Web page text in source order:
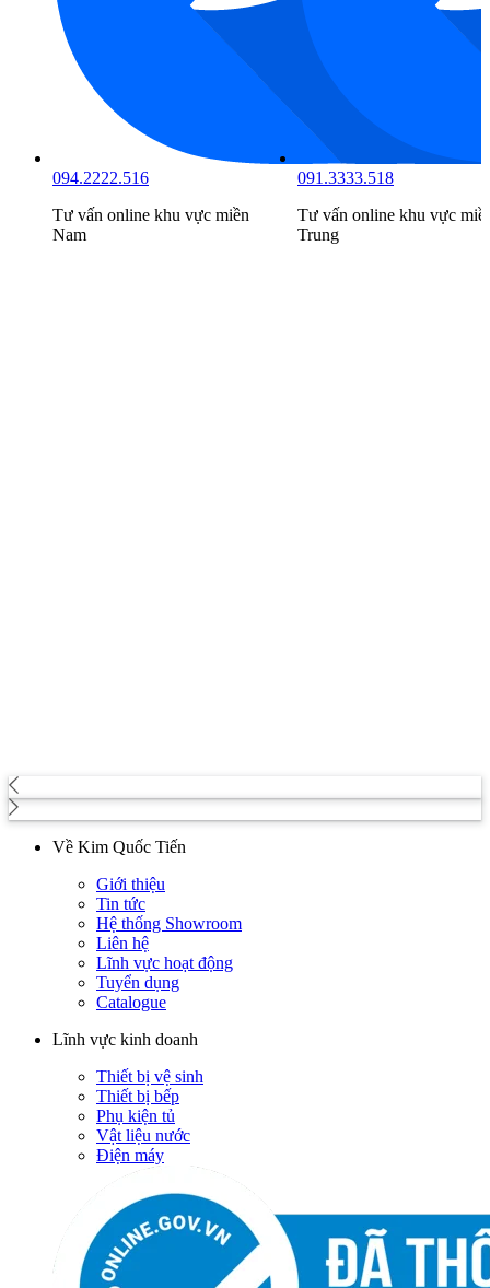
094.2222.516
Tư vấn online khu vực miền
Nam
091.3333.518
Tư vấn online khu vực
Trung
Về Kim Quốc Tiến
Giới thiệu
Tin tức
Hệ thống Showroom
Liên hệ
Lĩnh vực hoạt động
Tuyển dụng
Catalogue
Lĩnh vực kinh doanh
Thiết bị vệ sinh
Thiết bị bếp
Phụ kiện tủ
Vật liệu nước
Điện máy